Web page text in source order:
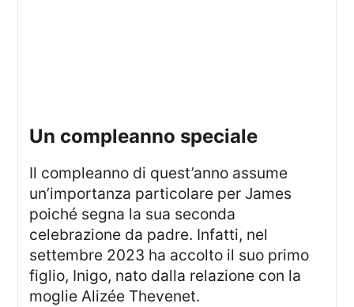
un compleanno speciale
Il compleanno di quest’anno assume
un’importanza particolare per James
poiché segna la sua seconda
celebrazione da padre. Infatti, nel
settembre 2023 ha accolto il suo primo
figlio, Inigo, nato dalla relazione con la
moglie Alizée Thevenet.